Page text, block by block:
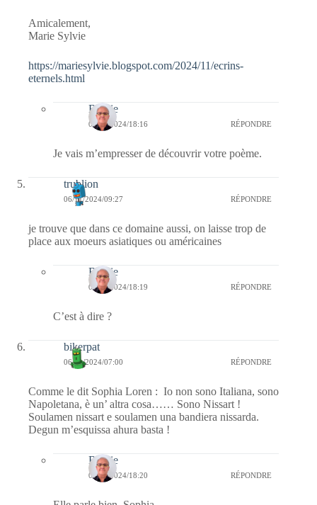
Amicalement,
Marie Sylvie
https://mariesylvie.blogspot.com/2024/11/ecrins-
eternels.html
Bernie
07/11/2024/18:16 RÉPONDRE
Je vais m’empresser de découvrir votre poème.
trublion
06/11/2024/09:27 RÉPONDRE
je trouve que dans ce domaine aussi, on laisse trop de
place aux moeurs asiatiques ou américaines
Bernie
07/11/2024/18:19 RÉPONDRE
C’est à dire ?
bikerpat
06/11/2024/07:00 RÉPONDRE
Comme le dit Sophia Loren : Io non sono Italiana, sono
Napoletana, è un’ altra cosa…… Sono Nissart !
Soulamen nissart e soulamen una bandiera nissarda.
Degun m’esquissa ahura basta !
Bernie
07/11/2024/18:20 RÉPONDRE